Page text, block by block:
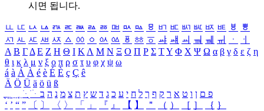
시면 됩니다.
ㅥ ㅦ ㅧ ㅨ ㅩ ㅪ ㅫ ㅬ ㅭ ㅮ ㅯ ㅰ ㅱ ㅲ ㅳ ㅴ ㅵ ㅶ ㅷ ㅸ
ㅹ
ㅺ ㅻ ㅼ ㅽ ㅾ ㅿ ㆀ ㆁ ㆂ ㆃ ㆄ ㆅ ㆆ ㆇ ㆈ ㆉ ㆊ ㆋ ㆌ ㆍ
ㆎ
Α Β ΓΔ Ε Ζ Η Θ Ι ΚΛ Μ Ν Ξ Ο Π Ρ Σ ΤΥ Φ Χ Ψ Ω α β γ δ ε ζ η
θ ι κ λ μ ν ξ ο π ρ σ τ υ φ χ ψ ω
á à Á À é è É È ç Ç ê
Ä Ö Ü ä ö ü ß
ִֶֹ ֻּ ׁׂ פ ם ן ו ט א ר ק ף ך ל ח י ע כ ג ד ש ץ ת צ מ נ ה ב
‘ ’ “ ” 〔 〕 〈 〉 「 」 『 』 【 】 ＂ （ ） ［ ］ ｛ ｝